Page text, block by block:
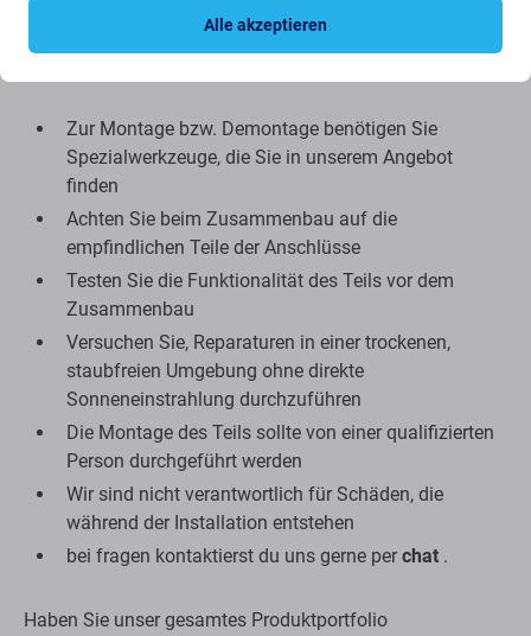
wir uns ausführlicher mit Qualität befassen.
Zur Montage bzw. Demontage benötigen Sie
Spezialwerkzeuge, die Sie in unserem Angebot
finden
Achten Sie beim Zusammenbau auf die
empfindlichen Teile der Anschlüsse
Testen Sie die Funktionalität des Teils vor dem
Zusammenbau
Versuchen Sie, Reparaturen in einer trockenen,
staubfreien Umgebung ohne direkte
Sonneneinstrahlung durchzuführen
Die Montage des Teils sollte von einer qualifizierten
Person durchgeführt werden
Wir sind nicht verantwortlich für Schäden, die
während der Installation entstehen
bei fragen kontaktierst du uns gerne per chat .
Haben Sie unser gesamtes Produktportfolio
Alle akzeptieren